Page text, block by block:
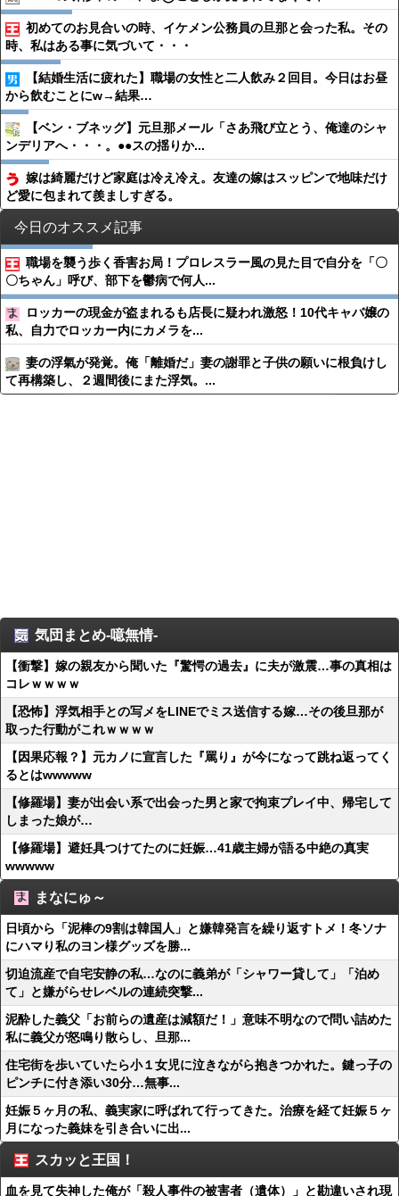
初めてのお見合いの時、イケメン公務員の旦那と会った私。その
時、私はある事に気づいて・・・
【結婚生活に疲れた】職場の女性と二人飲み２回目。今日はお昼
から飲むことにw→結果…
【ベン・ブネッグ】元旦那メール「さあ飛び立とう、俺達のシャ
ンデリアへ・・・。●●スの揺りか...
嫁は綺麗だけど家庭は冷え冷え。友達の嫁はスッピンで地味だけ
ど愛に包まれて羨ましすぎる。
今日のオススメ記事
職場を襲う歩く香害お局！プロレスラー風の見た目で自分を「〇
〇ちゃん」呼び、部下を鬱病で何人...
ロッカーの現金が盗まれるも店長に疑われ激怒！10代キャバ嬢の
私、自力でロッカー内にカメラを...
妻の浮氣が発覚。俺「離婚だ」妻の謝罪と子供の願いに根負けし
て再構築し、２週間後にまた浮気。...
気団まとめ-噫無情-
【衝撃】嫁の親友から聞いた『驚愕の過去』に夫が激震…事の真相は
コレｗｗｗｗ
【恐怖】浮気相手との写メをLINEでミス送信する嫁…その後旦那が
取った行動がこれｗｗｗｗ
【因果応報？】元カノに宣言した『罵り』が今になって跳ね返ってく
るとはwwwww
【修羅場】妻が出会い系で出会った男と家で拘束プレイ中、帰宅して
しまった娘が…
【修羅場】避妊具つけてたのに妊娠…41歳主婦が語る中絶の真実
wwwww
まなにゅ～
日頃から「泥棒の9割は韓国人」と嫌韓発言を繰り返すトメ！冬ソナ
にハマり私のヨン様グッズを勝...
切迫流産で自宅安静の私…なのに義弟が「シャワー貸して」「泊め
て」と嫌がらせレベルの連続突撃...
泥酔した義父「お前らの遺産は減額だ！」意味不明なので問い詰めた
私に義父が怒鳴り散らし、旦那...
住宅街を歩いていたら小１女児に泣きながら抱きつかれた。鍵っ子の
ピンチに付き添い30分…無事...
妊娠５ヶ月の私、義実家に呼ばれて行ってきた。治療を経て妊娠５ヶ
月になった義妹を引き合いに出...
スカッと王国！
血を見て失神した俺が「殺人事件の被害者（遺体）」と勘違いされ現